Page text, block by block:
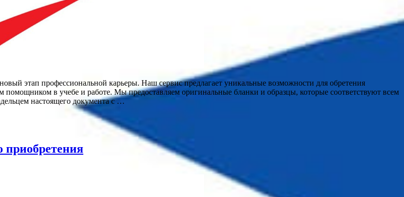
этап профессиональной карьеры. Наш сервис предлагает уникальные возможности для обретения
в учебе и работе. Мы предоставляем оригинальные бланки и образцы, которые соответствуют всем
настоящего документа с …
приобретения